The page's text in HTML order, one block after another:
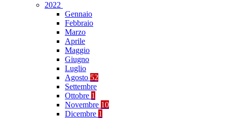
2022
Gennaio
Febbraio
Marzo
Aprile
Maggio
Giugno
Luglio
Agosto 52
Settembre
Ottobre 1
Novembre 10
Dicembre 1